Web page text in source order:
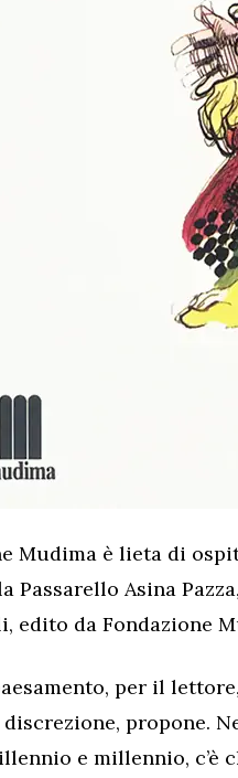
Mudima è lieta di
Passarello Asina
edito da Fondazione
per il
discrezione, propone.
e millennio, c’è